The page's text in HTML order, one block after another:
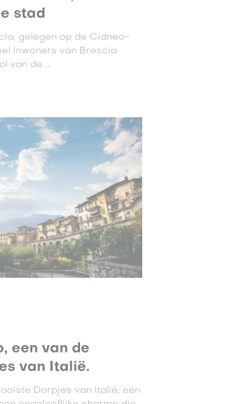
stad
gelegen op de Cidneo-
inwoners van Brescia
van de ...
een van de
van Italië.
Dorpjes van Italië, een